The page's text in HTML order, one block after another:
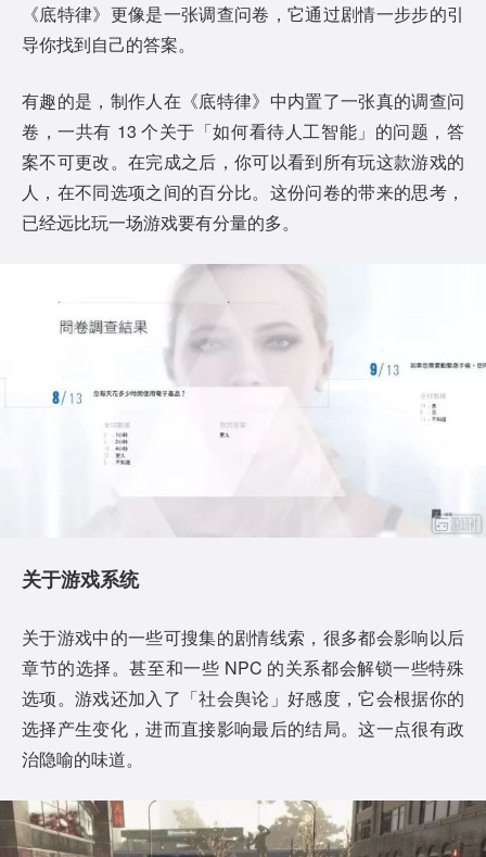
《底特律》更像是一张调查问卷，它通过剧情一步步的引
导你找到自己的答案。
有趣的是，制作人在《底特律》中内置了一张真的调查问
卷，一共有 13 个关于「如何看待人工智能」的问题，答
案不可更改。在完成之后，你可以看到所有玩这款游戏的
人，在不同选项之间的百分比。这份问卷的带来的思考，
已经远比玩一场游戏要有分量的多。
关于游戏系统
关于游戏中的一些可搜集的剧情线索，很多都会影响以后
章节的选择。甚至和一些 NPC 的关系都会解锁一些特殊
选项。游戏还加入了「社会舆论」好感度，它会根据你的
选择产生变化，进而直接影响最后的结局。这一点很有政
治隐喻的味道。